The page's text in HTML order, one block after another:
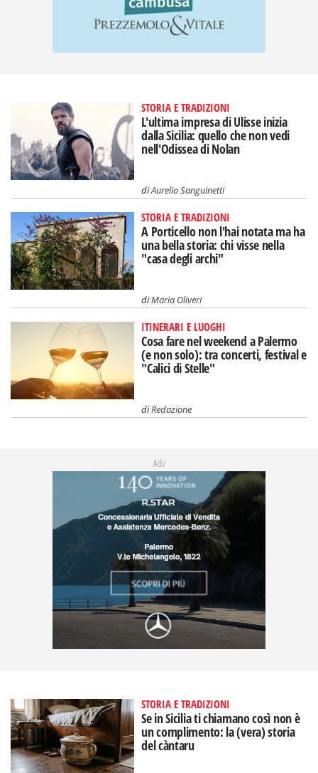
STORIA E TRADIZIONI
L'ultima impresa di Ulisse inizia
dalla Sicilia: quello che non vedi
nell'Odissea di Nolan
diAurelio Sanguinetti
STORIA E TRADIZIONI
A Porticello non l'hai notata ma ha
una bella storia: chi visse nella
"casa degli archi"
diMaria Oliveri
ITINERARI E LUOGHI
Cosa fare nel weekend a Palermo
(e non solo): tra concerti, festival e
"Calici di Stelle"
diRedazione
Adv
STORIA E TRADIZIONI
Se in Sicilia ti chiamano così non è
un complimento: la (vera) storia
del càntaru